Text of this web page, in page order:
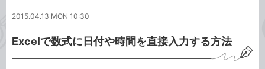
ネ
ト
2015.04.13 MON 10:30
Excelで数式に日付や時間を直接入力する方法